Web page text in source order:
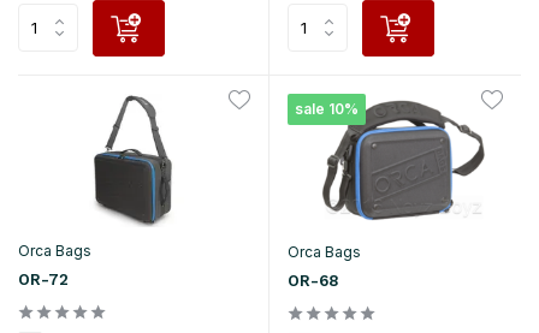
Orca Bags
OR-72
sale 10%
Orca Bags
OR-68